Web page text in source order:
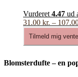
Vurderet 4.47 ud
31.00 kr. –
Tilmeld mig
Blomsterdufte – en